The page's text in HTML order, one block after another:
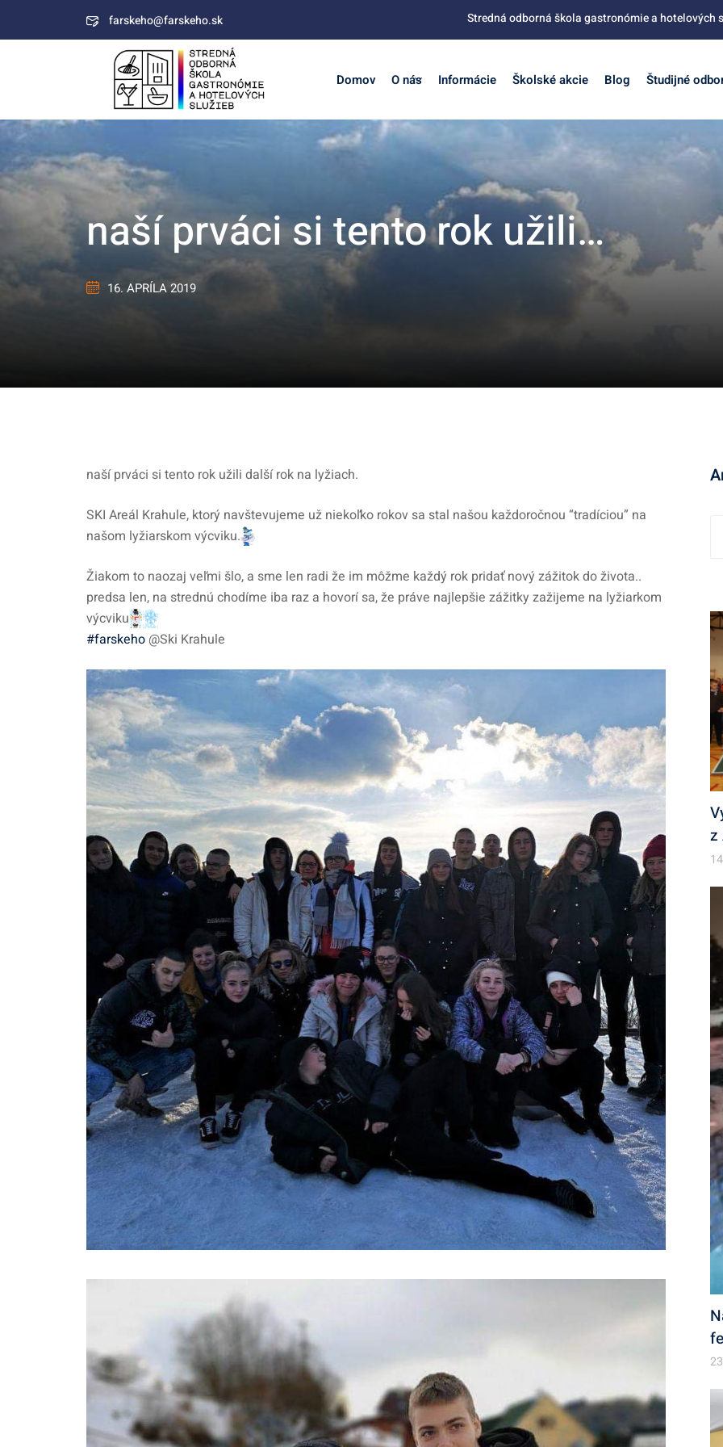
farskeho@farskeho.sk Stredná odborná škola gastronómie a hotelových
Domov O nás Informácie Školské akcie Blog Študijné
naší prváci si tento rok užili…
16. APRÍLA 2019
naší prváci si tento rok užili další rok na lyžiach.
SKI Areál Krahule, ktorý navštevujeme už niekoľko rokov sa stal našou každoročnou “tradíciou” na
našom lyžiarskom výcviku.
Žiakom to naozaj veľmi šlo, a sme len radi že im môžme každý rok pridať nový zážitok do života..
predsa len, na strednú chodíme iba raz a hovorí sa, že práve najlepšie zážitky zažijeme na lyžiarkom
výcviku
#farskeho @Ski Krahule
í
v
z